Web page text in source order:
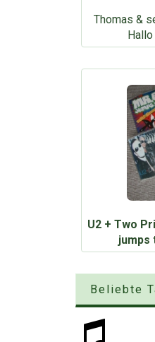
Thomas &
U2 + Two
jumps
Beliebte